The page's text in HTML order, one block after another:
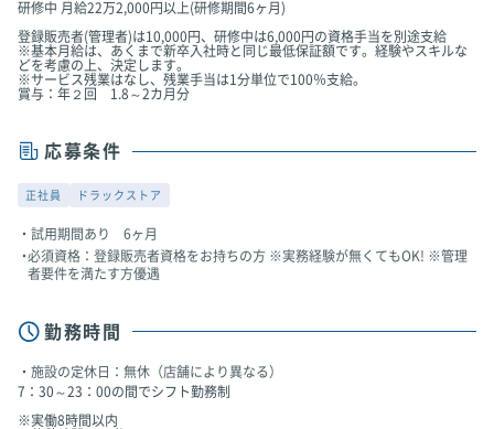
研修中 月給22万2,000円以上(研修期間6ヶ月)
登録販売者(管理者)は10,000円、研修中は6,000円の資格手当を別途支給
※基本月給は、あくまで新卒入社時と同じ最低保証額です。経験やスキルな
どを考慮の上、決定します。
※サービス残業はなし、残業手当は1分単位で100％支給。
賞与：年２回 1.8～2カ月分
応募条件
正社員 ドラックストア
試用期間あり 6ヶ月
必須資格：登録販売者資格をお持ちの方 ※実務経験が無くてもOK! ※管理
者要件を満たす方優遇
勤務時間
施設の定休日：無休（店舗により異なる）
7：30～23：00の間でシフト勤務制
※実働8時間以内